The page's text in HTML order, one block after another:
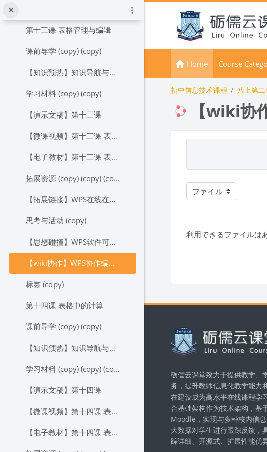
メインコンテンツへスキップする
第十三课 表格管理与编辑
课前导学 (copy) (copy)
【知识预热】知识导航与任务提要
学习材料 (copy) (copy)
【演示文稿】第十三课
【微课视频】第十三课 表格的管理与编辑
【电子教材】第十三课 表格的管理与编辑
拓展资源 (copy) (copy) (copy) (copy)
【拓展链接】WPS在线在线协作功能
思考与活动 (copy)
【思想碰撞】WPS软件可以实现多人同时协作编辑吗？
【wiki协作】WPS协作编辑利与弊
标签 (copy)
第十四课 表格中的计算
课前导学 (copy) (copy)
【知识预热】知识导航与任务提要
学习材料 (copy) (copy) (copy)
【演示文稿】第十四课
【微课视频】第十四课 表格中的计算
【电子教材】第十四课 表格中的计算
Home Course
初中信息技术课程 八上第
【wiki协
利用できるファイルは
ブロック
砺儒云课堂致力于提供教学、
务，提升教师信息化教学能力
在建设成为高水平在线课程学
合基础架构作为技术架构，基
Moodle，实现与多种校内信
大数据对学生进行跟踪反馈，
踪详细、开源式、扩展性能优